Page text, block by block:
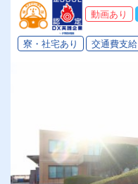
動画あり
寮・社宅あり 交通費支給